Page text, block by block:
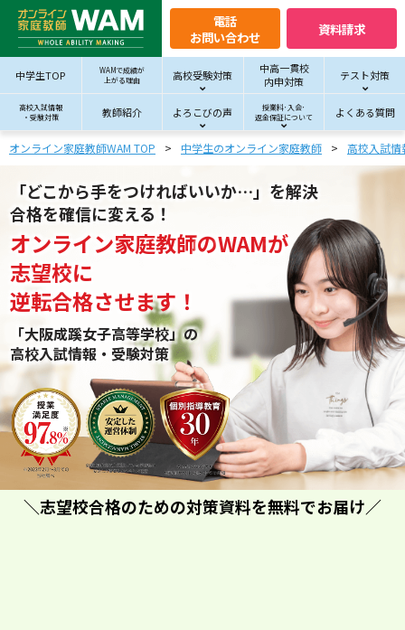
電話
お問い合わせ
資料請求
中学生TOP
WAMで成績が
上がる理由
高校受験対策
中高一貫校
内申対策
テスト対策
高校入試情報
・受験対策
教師紹介 よろこびの声
授業料･入会･
返金保証について
よくある質問
オンライン家庭教師WAM TOP 中学生のオンライン家庭教師 高校入試情
「どこから手をつければいいか…」を解決
合格を確信に変える！
オンライン家庭教師のWAMが
志望校に
逆転合格させます！
「大阪成蹊女子高等学校」の
高校入試情報・受験対策
＼志望校合格のための対策資料を無料でお届け／